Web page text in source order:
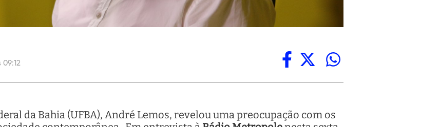
da Bahia (UFBA), André Lemos, revelou uma preocupação com os